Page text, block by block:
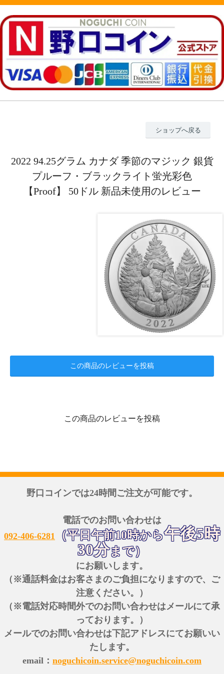
ショップへ戻る
2022 94.25グラム カナダ 季節のマジック 銀貨
プルーフ・ブラックライト蛍光彩色
【Proof】 50ドル 新品未使用のレビュー
この商品のレビューを投稿
この商品のレビューを投稿
野口コインでは24時間ご注文が可能です。
電話でのお問い合わせは
092-406-6281
（平日午前10時から午後5時
30分まで）
にお願いします。
（※通話料金はお客さまのご負担になりますので、ご
注意ください。）
（※電話対応時間外でのお問い合わせはメールにて承
っております。）
メールでのお問い合わせは下記アドレスにてお願いい
たします。
email： noguchicoin.service@noguchicoin.com